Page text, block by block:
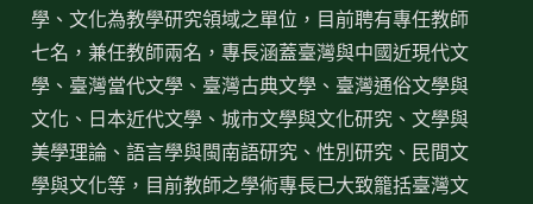
學、文化為教學研究領域之單位，目前聘有專任教師
七名，兼任教師兩名，專長涵蓋臺灣與中國近現代文
學、臺灣當代文學、臺灣古典文學、臺灣通俗文學與
文化、日本近代文學、城市文學與文化研究、文學與
美學理論、語言學與閩南語研究、性別研究、民間文
學與文化等，目前教師之學術專長已大致籠括臺灣文